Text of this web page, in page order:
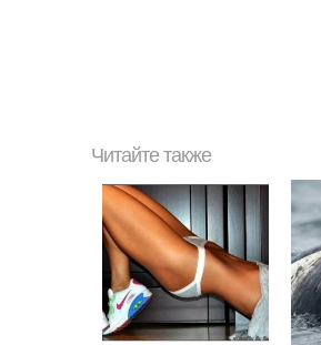
Читайте также